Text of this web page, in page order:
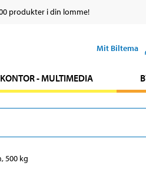
produkter i din lomme!
Mit Biltema
KONTOR - MULTIMEDIA
500 kg